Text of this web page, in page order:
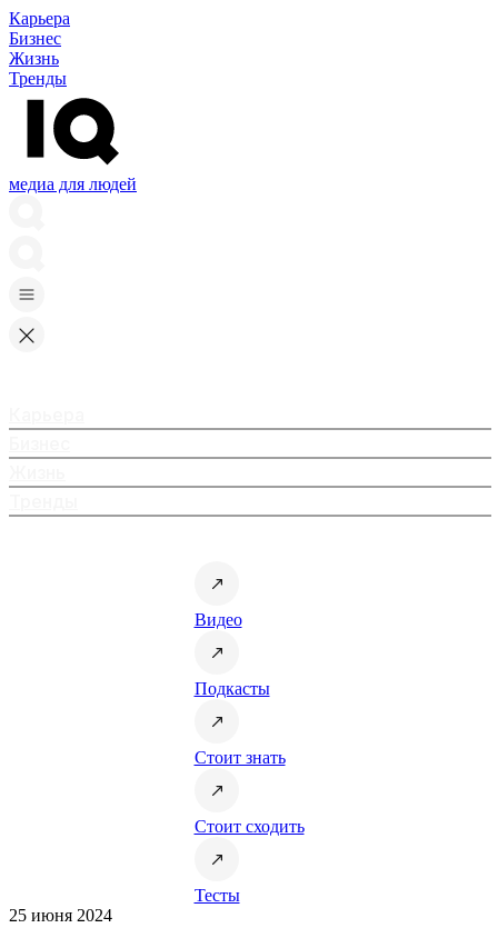
Карьера
Бизнес
Жизнь
Тренды
медиа для людей
Видео
Подкасты
Стоит знать
Стоит сходить
Тесты
25 июня 2024